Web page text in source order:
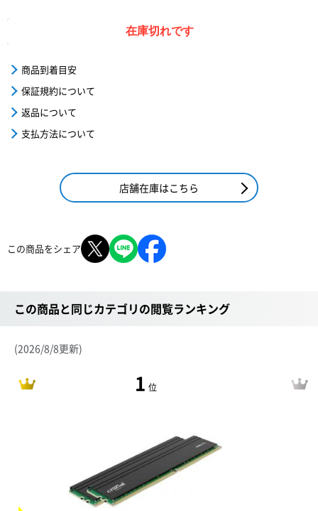
在庫切れです
商品到着目安
保証規約について
返品について
支払方法について
店舗在庫はこちら
この商品をシェア
この商品と同じカテゴリの閲覧ランキング
(2026/8/8更新)
1 位